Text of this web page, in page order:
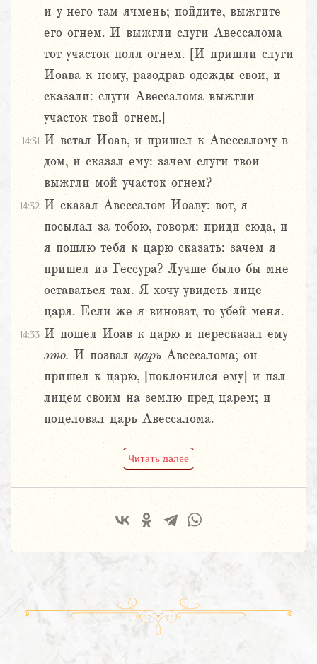
и у него там ячмень; пойдите, выжгите
его огнем. И выжгли слуги Авессалома
тот участок поля огнем. [И пришли слуги
Иоава к нему, разодрав одежды свои, и
сказали: слуги Авессалома выжгли
участок твой огнем.]
14:31 И встал Иоав, и пришел к Авессалому в
дом, и сказал ему: зачем слуги твои
выжгли мой участок огнем?
14:32 И сказал Авессалом Иоаву: вот, я
посылал за тобою, говоря: приди сюда, и
я пошлю тебя к царю сказать: зачем я
пришел из Гессура? Лучше было бы мне
оставаться там. Я хочу увидеть лице
царя. Если же я виноват, то убей меня.
14:33 И пошел Иоав к царю и пересказал ему
это. И позвал царь Авессалома; он
пришел к царю, [поклонился ему] и пал
лицем своим на землю пред царем; и
поцеловал царь Авессалома.
Читать далее